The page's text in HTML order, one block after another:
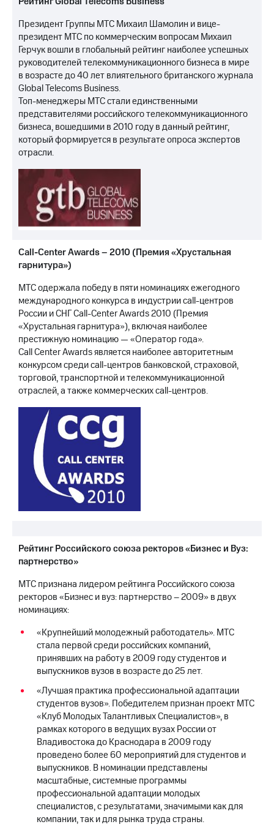
МТС
о технологиях
Достижения
Интервью
Финансовая
отчетность
Контакты
Новости
в
регионе
и акционерам
Корпоративное
управление
Корпоративный
секретарь
информации
Информация
акционерам
Документы
ПАО
"МТС"
Собрания
акционеров
Личный
кабинет
акционера
Акционерный
капитал
Контроль
аудит
Рынок
акций
Описание
Порядок
выкупа
акций
Дивиденды
Рынок
облигаций
Описание
Еврооблигации-2023
Уведомление
о
погашении
облигаций
Другое
Регистратор
Реквизиты
Контакты
развитие
деловая этика
На главную
Президент Группы МТС Михаил Шамолин и вице-
президент МТС по коммерческим вопросам Михаил
Герчук вошли в глобальный рейтинг наиболее успешных
руководителей телекоммуникационного бизнеса в мире
в возрасте до 40 лет влиятельного британского журнала
Global Telecoms Business.
Топ-менеджеры МТС стали единственными
представителями российского телекоммуникационного
бизнеса, вошедшими в 2010 году в данный рейтинг,
который формируется в результате опроса экспертов
отрасли.
Call-Center Awards – 2010 (Премия «Хрустальная
гарнитура»)
МТС одержала победу в пяти номинациях ежегодного
международного конкурса в индустрии call-центров
России и СНГ Call-Center Awards 2010 (Премия
«Хрустальная гарнитура»), включая наиболее
престижную номинацию — «Оператор года».
Call Center Awards является наиболее авторитетным
конкурсом среди call-центров банковской, страховой,
торговой, транспортной и телекоммуникационной
отраслей, а также коммерческих call-центров.
Рейтинг Российского союза ректоров «Бизнес и Вуз:
партнерство»
МТС признана лидером рейтинга Российского союза
ректоров «Бизнес и вуз: партнерство – 2009» в двух
номинациях:
«Крупнейший молодежный работодатель». МТС
стала первой среди российских компаний,
принявших на работу в 2009 году студентов и
выпускников вузов в возрасте до 25 лет.
«Лучшая практика профессиональной адаптации
студентов вузов». Победителем признан проект МТС
«Клуб Молодых Талантливых Специалистов», в
рамках которого в ведущих вузах России от
Владивостока до Краснодара в 2009 году
проведено более 60 мероприятий для студентов и
выпускников. В номинации представлены
масштабные, системные программы
профессиональной адаптации молодых
специалистов, с результатами, значимыми как для
компании, так и для рынка труда страны.